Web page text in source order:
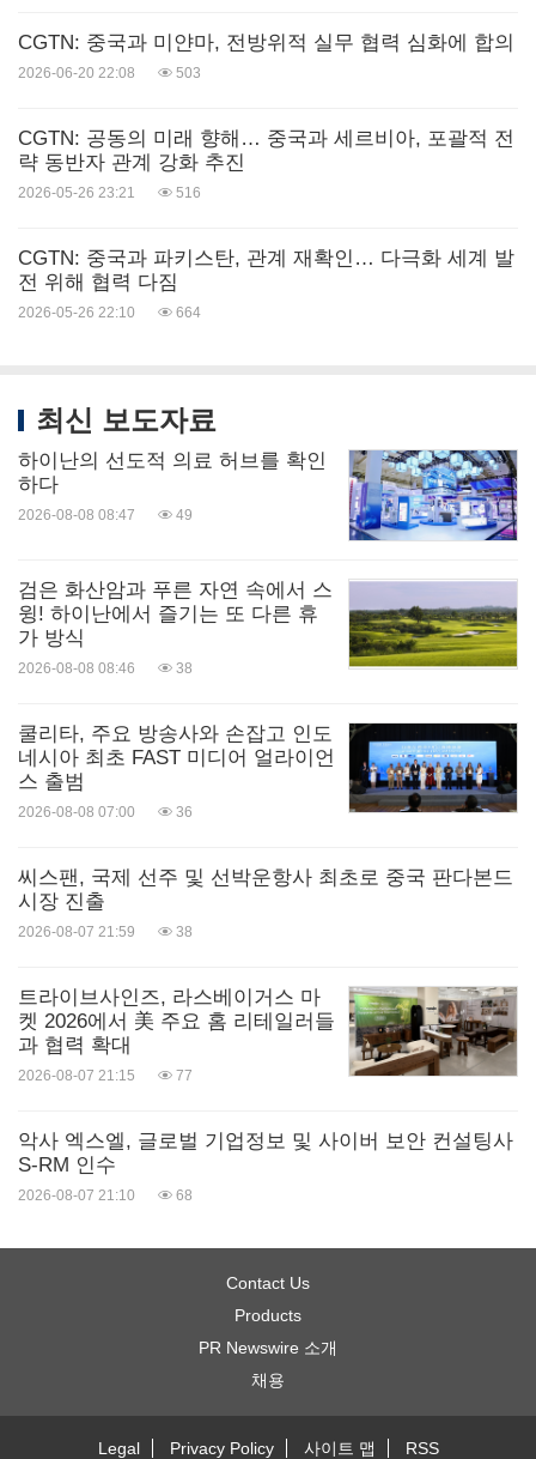
CGTN: 중국과 미얀마, 전방위적 실무 협력 심화에 합의
2026-06-20 22:08 503
CGTN: 공동의 미래 향해… 중국과 세르비아, 포괄적 전
략 동반자 관계 강화 추진
2026-05-26 23:21 516
CGTN: 중국과 파키스탄, 관계 재확인… 다극화 세계 발
전 위해 협력 다짐
2026-05-26 22:10 664
최신 보도자료
하이난의 선도적 의료 허브를 확인
하다
2026-08-08 08:47 49
검은 화산암과 푸른 자연 속에서 스
윙! 하이난에서 즐기는 또 다른 휴
가 방식
2026-08-08 08:46 38
쿨리타, 주요 방송사와 손잡고 인도
네시아 최초 FAST 미디어 얼라이언
스 출범
2026-08-08 07:00 36
씨스팬, 국제 선주 및 선박운항사 최초로 중국 판다본드
시장 진출
2026-08-07 21:59 38
트라이브사인즈, 라스베이거스 마
켓 2026에서 美 주요 홈 리테일러들
과 협력 확대
2026-08-07 21:15 77
악사 엑스엘, 글로벌 기업정보 및 사이버 보안 컨설팅사
S-RM 인수
2026-08-07 21:10 68
Contact Us
Products
PR Newswire 소개
채용
Legal Privacy Policy 사이트 맵 RSS